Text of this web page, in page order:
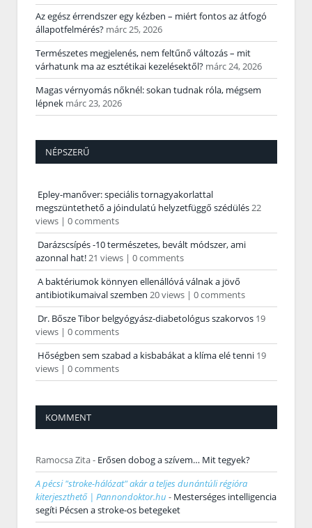
Az egész érrendszer egy kézben – miért fontos az átfogó
állapotfelmérés? márc 25, 2026
Természetes megjelenés, nem feltűnő változás – mit
várhatunk ma az esztétikai kezelésektől? márc 24, 2026
Magas vérnyomás nőknél: sokan tudnak róla, mégsem
lépnek márc 23, 2026
NÉPSZERŰ
Epley-manőver: speciális tornagyakorlattal
megszüntethető a jóindulatú helyzetfüggő szédülés22
views | 0 comments
Darázscsípés -10 természetes, bevált módszer, ami
azonnal hat!21 views | 0 comments
A baktériumok könnyen ellenállóvá válnak a jövő
antibiotikumaival szemben 20 views | 0 comments
Dr. Bősze Tibor belgyógyász-diabetológus szakorvos 19
views | 0 comments
Hőségben sem szabad a kisbabákat a klíma elé tenni 19
views | 0 comments
KOMMENT
Ramocsa Zita- Erősen dobog a szívem… Mit tegyek?
A pécsi "stroke-hálózat" akár a teljes dunántúli régióra
kiterjeszthető | Pannondoktor.hu - Mesterséges intelligencia
segíti Pécsen a stroke-os betegeket